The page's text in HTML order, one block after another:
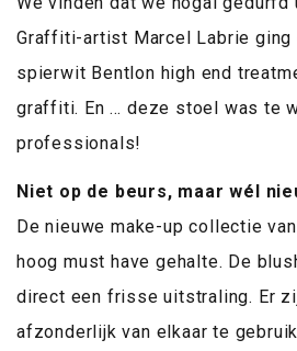
Graffiti-artist Marcel Labrie ging
spierwit Bentlon high end
graffiti. En … deze stoel was te
professionals!
Niet op de beurs, maar wél
De nieuwe make-up collectie
hoog must have gehalte. De
direct een frisse uitstraling. Er
afzonderlijk van elkaar te